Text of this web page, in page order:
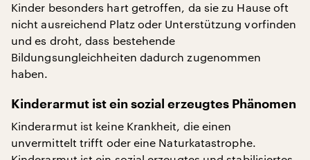
Kinder besonders hart getroffen, da sie zu Hause oft
nicht ausreichend Platz oder Unterstützung vorfinden
und es droht, dass bestehende
Bildungsungleichheiten dadurch zugenommen
haben.
Kinderarmut ist ein sozial erzeugtes Phänomen
Kinderarmut ist keine Krankheit, die einen
unvermittelt trifft oder eine Naturkatastrophe.